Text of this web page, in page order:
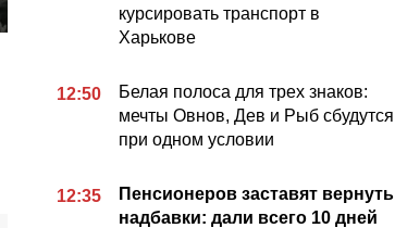
курсировать транспорт в
Харькове
12:50
Белая полоса для трех знаков:
мечты Овнов, Дев и Рыб сбудутся
при одном условии
12:35
Пенсионеров заставят вернуть
надбавки: дали всего 10 дней